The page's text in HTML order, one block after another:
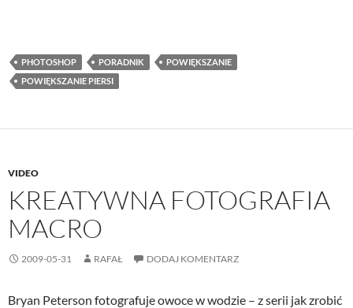
PHOTOSHOP PORADNIK
POWIĘKSZANIE
POWIĘKSZANIE PIERSI
VIDEO
KREATYWNA FOTOGRAFIA
MACRO
2009-05-31 RAFAŁ DODAJ KOMENTARZ
Bryan Peterson fotografuje owoce w wodzie – z serii jak zrobić